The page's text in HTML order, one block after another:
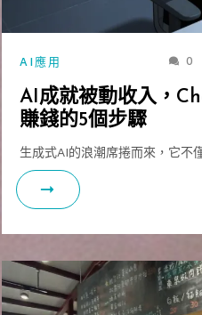
AI應用 0
AI成就被動收入，
賺錢的5個步驟
生成式AI的浪潮席捲而來，它不